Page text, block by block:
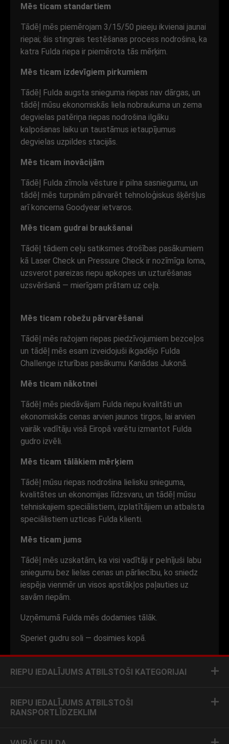
Mēs ticam standartiem
Tādēļ mēs piemērojam 3/15/50 pieeju ikvienai jaunai
riepai; šis stingrais testēšanas process nodrošina, ka
katra Fulda riepa ir piemērota tās mērķim.
Mēs ticam izdevīgiem pirkumiem
Tādēļ Fulda augsta snieguma riepas nav dārgas, un
tādēļ mūsu ekonomiskās liela nobraukuma un zema
degvielas patēriņa riepas nodrošina ilgāku
kalpošanas laiku un taustāmus ietaupījumus
degvielas uzpildes stacijās.
Mēs ticam inovācijām
Tādēļ Fulda zīmola vēsture ir pilna sasniegumu, un
tādēļ mēs turpinām pārvarēt tehnoloģiskus šķēršļus
arī koncerna Goodyear ietvaros.
Mēs ticam gudrai braukšanai
Tādēļ tādiem ceļu satiksmes drošības pasākumiem
kā Laser Check un Pressure Check ir nozīmīga loma,
uzsverot pareizas riepu apkopes un uzturēšanas
uzsvēršanā — mierīgam prātam uz ceļa.
Mēs ticam robežu pārvarēšanai
Tādēļ mēs ražojam riepas piedzīvojumiem bezceļos
un tādēļ mēs esam izveidojuši ikgadējo Fulda
Challenge izturības pasākumu Kanādas Jukonā.
Mēs ticam nākotnei
Tādēļ mēs piedāvājam Fulda riepu kvalitāti un
ekonomiskās cenas arvien jaunos tirgos, lai arvien
vairāk vadītāju visā Eiropā varētu izmantot Fulda
gudro izvēli.
Mēs ticam tālākiem mērķiem
Tādēļ mūsu riepas nodrošina lielisku snieguma,
kvalitātes un ekonomijas līdzsvaru, un tādēļ mūsu
tehniskajiem speciālistiem, izplatītājiem un atbalsta
speciālistiem uzticas Fulda klienti.
Mēs ticam jums
Tādēļ mēs uzskatām, ka visi vadītāji ir pelnījuši labu
sniegumu bez lielas cenas un pārliecību, ko sniedz
iespēja vienmēr un visos apstākļos paļauties uz
savām riepām.
Uzņēmumā Fulda mēs dodamies tālāk.
Speriet gudru soli — dosimies kopā.
RIEPU IEDALĪJUMS ATBILSTOŠI KATEGORIJAI
RIEPU IEDALĪJUMS ATBILSTOŠI
RANSPORTLĪDZEKLIM